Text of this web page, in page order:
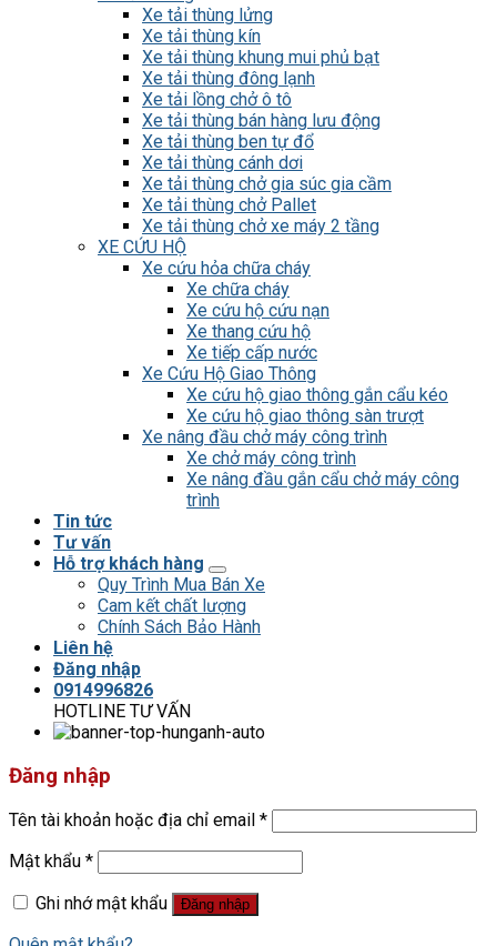
Xe tải thùng lửng
Xe tải thùng kín
Xe tải thùng khung mui phủ bạt
Xe tải thùng đông lạnh
Xe tải lồng chở ô tô
Xe tải thùng bán hàng lưu động
Xe tải thùng ben tự đổ
Xe tải thùng cánh dơi
Xe tải thùng chở gia súc gia cầm
Xe tải thùng chở Pallet
Xe tải thùng chở xe máy 2 tầng
XE CỨU HỘ
Xe cứu hỏa chữa cháy
Xe chữa cháy
Xe cứu hộ cứu nạn
Xe thang cứu hộ
Xe tiếp cấp nước
Xe Cứu Hộ Giao Thông
Xe cứu hộ giao thông gắn cẩu kéo
Xe cứu hộ giao thông sàn trượt
Xe nâng đầu chở máy công trình
Xe chở máy công trình
Xe nâng đầu gắn cẩu chở máy công
trình
Tin tức
Tư vấn
Hỗ trợ khách hàng
Quy Trình Mua Bán Xe
Cam kết chất lượng
Chính Sách Bảo Hành
Liên hệ
Đăng nhập
0914996826
HOTLINE TƯ VẤN
Đăng nhập
Tên tài khoản hoặc địa chỉ email *
Mật khẩu *
Ghi nhớ mật khẩu
Đăng nhập